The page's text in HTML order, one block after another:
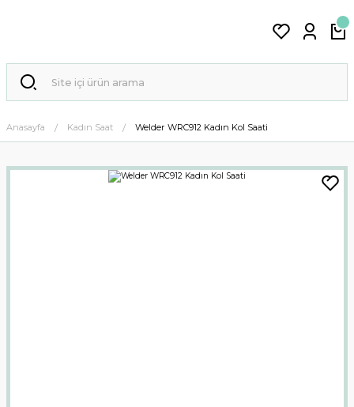
Anasayfa Kadın Saat Welder WRC912 Kadın Kol Saati